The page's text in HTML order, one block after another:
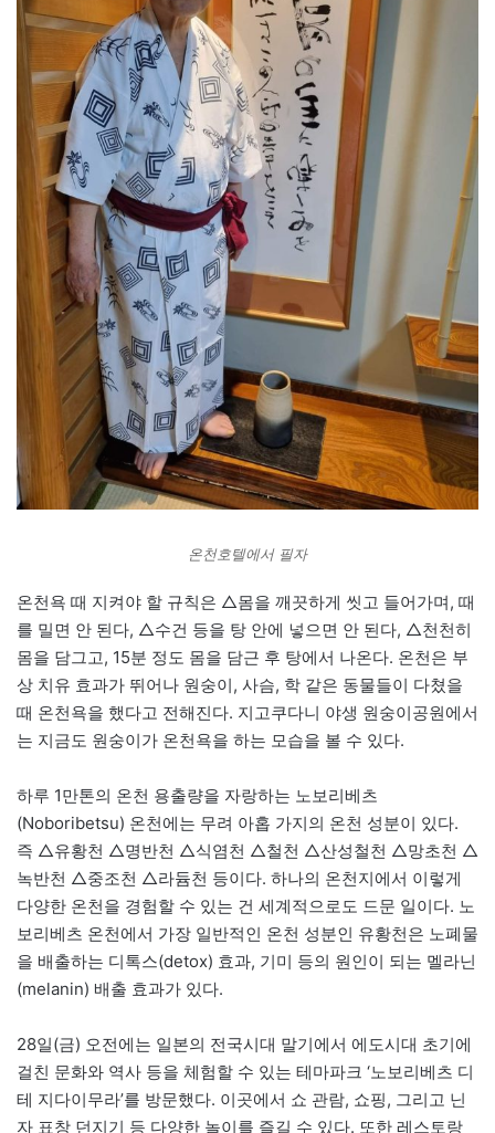
온천호텔에서 필자
온천욕 때 지켜야 할 규칙은 △몸을 깨끗하게 씻고 들어가며, 때
를 밀면 안 된다, △수건 등을 탕 안에 넣으면 안 된다, △천천히
몸을 담그고, 15분 정도 몸을 담근 후 탕에서 나온다. 온천은 부
상 치유 효과가 뛰어나 원숭이, 사슴, 학 같은 동물들이 다쳤을
때 온천욕을 했다고 전해진다. 지고쿠다니 야생 원숭이공원에서
는 지금도 원숭이가 온천욕을 하는 모습을 볼 수 있다.
하루 1만톤의 온천 용출량을 자랑하는 노보리베츠
(Noboribetsu) 온천에는 무려 아홉 가지의 온천 성분이 있다.
즉 △유황천 △명반천 △식염천 △철천 △산성철천 △망초천 △
녹반천 △중조천 △라듐천 등이다. 하나의 온천지에서 이렇게
다양한 온천을 경험할 수 있는 건 세계적으로도 드문 일이다. 노
보리베츠 온천에서 가장 일반적인 온천 성분인 유황천은 노폐물
을 배출하는 디톡스(detox) 효과, 기미 등의 원인이 되는 멜라닌
(melanin) 배출 효과가 있다.
28일(금) 오전에는 일본의 전국시대 말기에서 에도시대 초기에
걸친 문화와 역사 등을 체험할 수 있는 테마파크 ‘노보리베츠 디
테 지다이무라’를 방문했다. 이곳에서 쇼 관람, 쇼핑, 그리고 닌
자 표창 던지기 등 다양한 놀이를 즐길 수 있다. 또한 레스토랑